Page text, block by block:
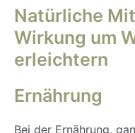
Natürliche
Wirkung um
erleichtern
Ernährung
Bei der Ernährung,